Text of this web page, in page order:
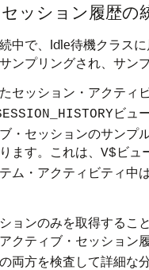
ッション履歴の
中で、Idle待機クラス
ンプリングされ、サン
セッション・アクティビ
ビュ
・セッションのサンプ
ます。これは、 V$ ビュ
ム・アクティビティ中
ョンのみを取得するこ
クティブ・セッション
両方を検査して詳細な